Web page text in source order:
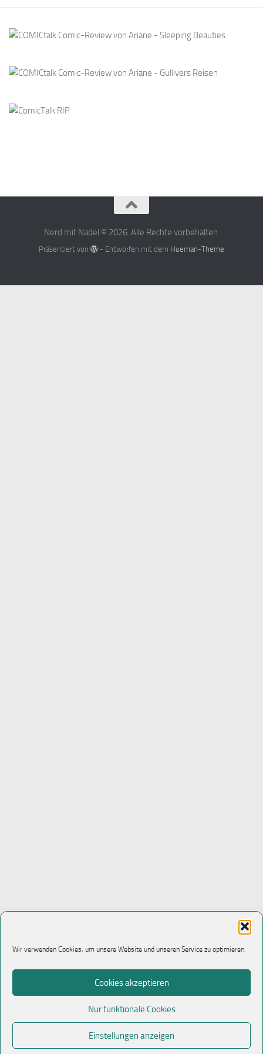
Wir verwenden Cookies, um unsere Website und unseren Service zu optimieren.
Cookies akzeptieren
Nur funktionale Cookies
Einstellungen anzeigen
Nerd mit Nadel © 2026. Alle Rechte vorbehalten.
Präsentiert von - Entworfen mit dem Hueman-Theme